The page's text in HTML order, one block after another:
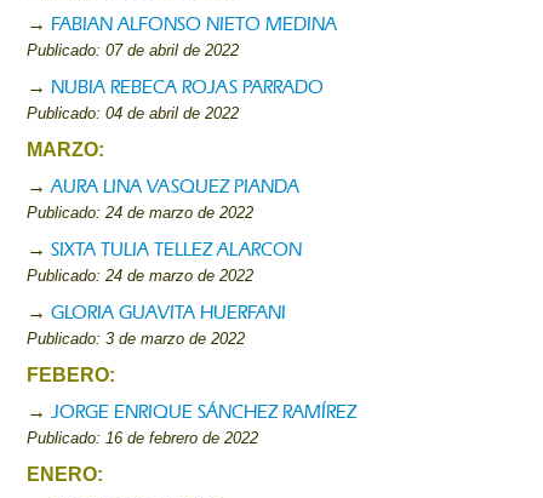
→FABIAN ALFONSO NIETO MEDINA
Publicado: 07 de abril de 2022
→NUBIA REBECA ROJAS PARRADO
Publicado: 04 de abril de 2022
MARZO:
→AURA LINA VASQUEZ PIANDA
Publicado: 24 de marzo de 2022
→SIXTA TULIA TELLEZ ALARCON
Publicado: 24 de marzo de 2022
→GLORIA GUAVITA HUERFANI
Publicado: 3 de marzo de 2022
FEBERO:
→ JORGE ENRIQUE SÁNCHEZ RAMÍREZ
Publicado: 16 de febrero de 2022
ENERO: